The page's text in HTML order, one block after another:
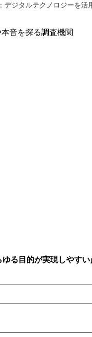
ジタルテクノロジーを活
音を探る調査機関
る目的が実現しやす